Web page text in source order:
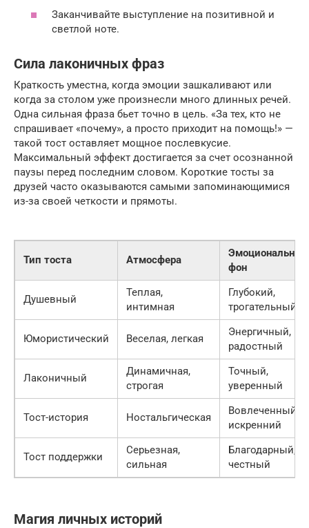
Заканчивайте выступление на позитивной и
светлой ноте.
Сила лаконичных фраз
Краткость уместна, когда эмоции зашкаливают или
когда за столом уже произнесли много длинных речей.
Одна сильная фраза бьет точно в цель. «За тех, кто не
спрашивает «почему», а просто приходит на помощь!» —
такой тост оставляет мощное послевкусие.
Максимальный эффект достигается за счет осознанной
паузы перед последним словом. Короткие тосты за
друзей часто оказываются самыми запоминающимися
из-за своей четкости и прямоты.
Тип тоста Атмосфера
Эмоциональный
фон
Душевный
Теплая,
интимная
Глубокий,
трогательный
Юмористический Веселая, легкая
Энергичный,
радостный
Лаконичный
Динамичная,
строгая
Точный,
уверенный
Тост-история Ностальгическая
Вовлеченный,
искренний
Тост поддержки
Серьезная,
сильная
Благодарный,
честный
Магия личных историй